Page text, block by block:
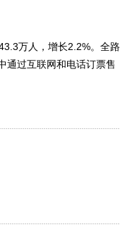
万人，增长2.2%。全路
通过互联网和电话订票售